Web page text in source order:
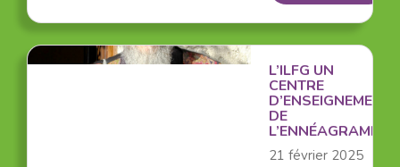
L’ILFG UN
CENTRE
D’ENSEIGNEMENT
DE
L’ENNÉAGRAMME
21 février 2025